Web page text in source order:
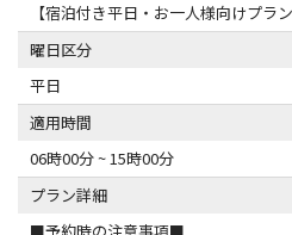
【宿泊付き平日・お一人様向けプラ
曜日区分
平日
適用時間
06時00分 ~ 15時00分
プラン詳細